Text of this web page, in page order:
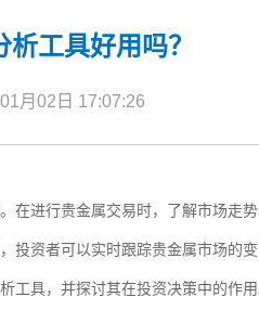
工具好用吗？
月02日 17:07:26
进行贵金属交易时，了解市场走
资者可以实时跟踪贵金属市场的
工具，并探讨其在投资决策中的作用